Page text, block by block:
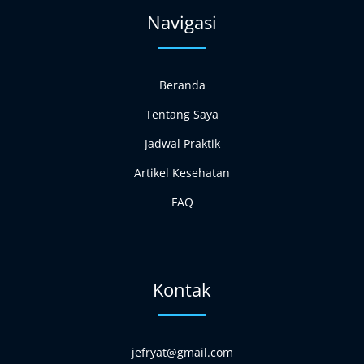
Navigasi
Beranda
Tentang Saya
Jadwal Praktik
Artikel Kesehatan
FAQ
Kontak
jefryat@gmail.com